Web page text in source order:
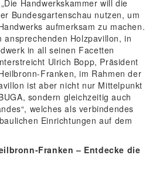
Handwerkskammer will die
Bundesgartenschau nutzen, um
aufmerksam zu machen.
ansprechenden Holzpavillon, in
in all seinen Facetten
Ulrich Bopp, Präsident
Franken, im Rahmen der
ist aber nicht nur Mittelpunkt
sondern gleichzeitig auch
welches als verbindendes
Einrichtungen auf dem
Franken – Entdecke die